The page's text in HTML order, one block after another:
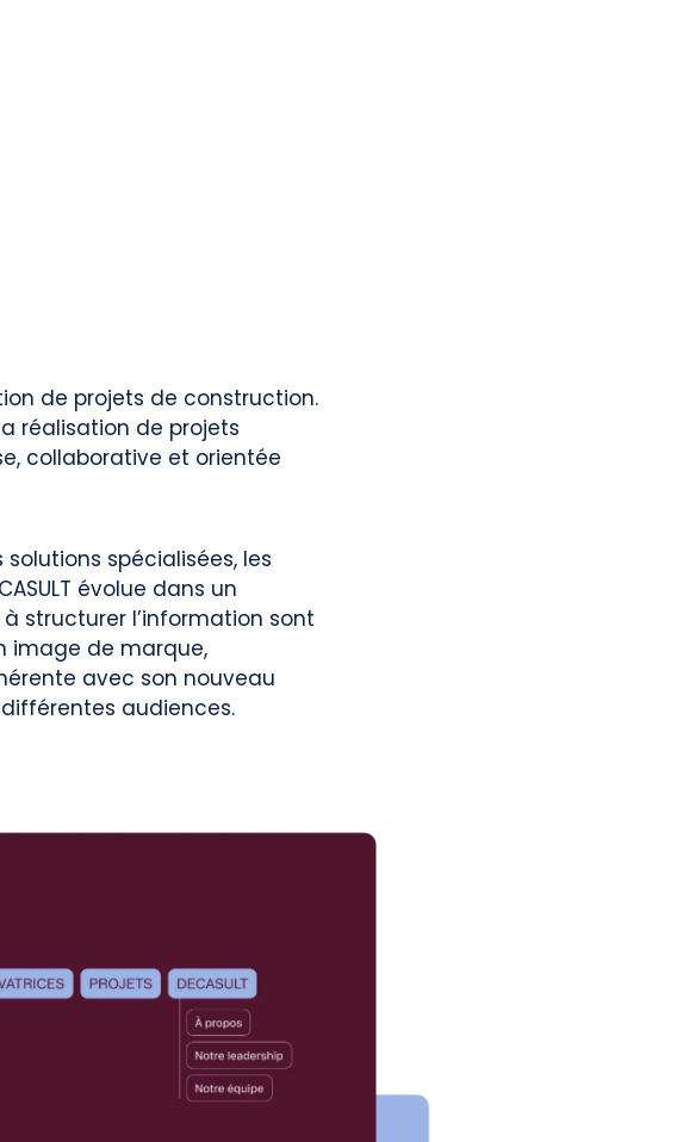
de projets de construction.
réalisation de projets
collaborative et orientée
spécialisées, les
évolue dans un
structurer l’information sont
image de marque,
avec son nouveau
audiences.